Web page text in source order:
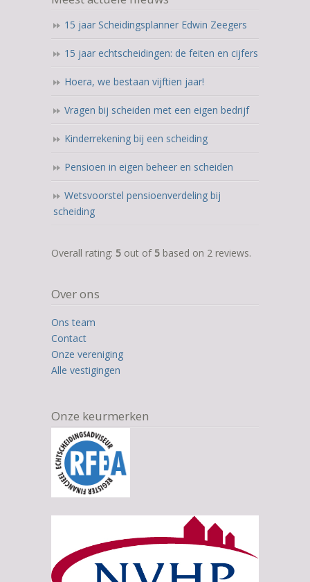
15 jaar Scheidingsplanner Edwin Zeegers
15 jaar echtscheidingen: de feiten en cijfers
Hoera, we bestaan vijftien jaar!
Vragen bij scheiden met een eigen bedrijf
Kinderrekening bij een scheiding
Pensioen in eigen beheer en scheiden
Wetsvoorstel pensioenverdeling bij
scheiding
5,0
on
12.345
ratings
Overall rating: 5 out of 5 based on 2 reviews.
Over ons
Ons team
Contact
Onze vereniging
Alle vestigingen
Onze keurmerken